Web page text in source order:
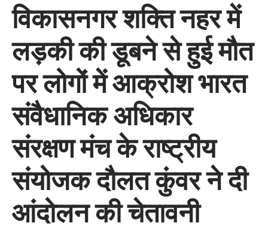
विकासनगर शक्ति नहर में
लड़की की डूबने से हुई मौत
पर लोगों में आक्रोश भारत
संवैधानिक अधिकार
संरक्षण मंच के राष्ट्रीय
संयोजक दौलत कुंवर ने दी
आंदोलन की चेतावनी